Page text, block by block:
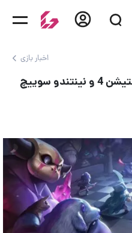
اخبار بازی
بازی Auto Chess برای پلی‌استیشن 4 و نینتندو سوییچ